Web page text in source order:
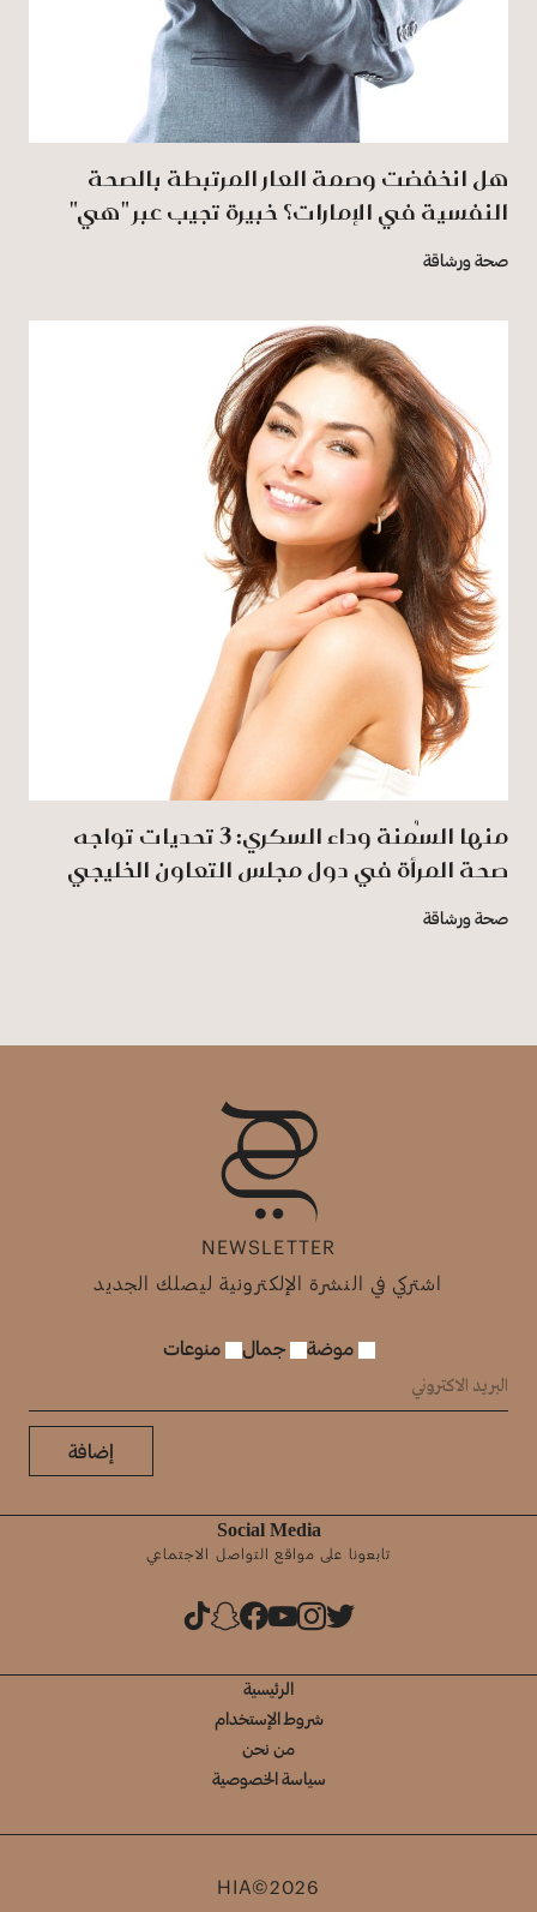
هل انخفضت وصمة العار المرتبطة بالصحة
النفسية في الإمارات؟ خبيرة تجيب عبر "هي"
صحة ورشاقة
منها السُمنة وداء السكري: 3 تحديات تواجه
صحة المرأة في دول مجلس التعاون الخليجي
صحة ورشاقة
NEWSLETTER
اشتركي في النشرة الإلكترونية ليصلك الجديد
موضة جمال منوعات
إضافة
Social Media
تابعونا على مواقع التواصل الاجتماعي
الرئيسية
شروط الإستخدام
من نحن
سياسة الخصوصية
HIA©2026